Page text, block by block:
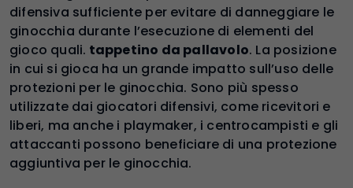
difensiva sufficiente per evitare di danneggiare le
ginocchia durante l’esecuzione di elementi del
gioco quali. tappetino da pallavolo. La posizione
in cui si gioca ha un grande impatto sull’uso delle
protezioni per le ginocchia. Sono più spesso
utilizzate dai giocatori difensivi, come ricevitori e
liberi, ma anche i playmaker, i centrocampisti e gli
attaccanti possono beneficiare di una protezione
aggiuntiva per le ginocchia.